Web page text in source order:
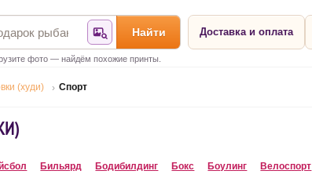
Найти по фотографии
Найти
фото — найдём похожие принты.
Доставка и оплата
(худи) Спорт
Бильярд Бодибилдинг Бокс Боулинг Велоспорт